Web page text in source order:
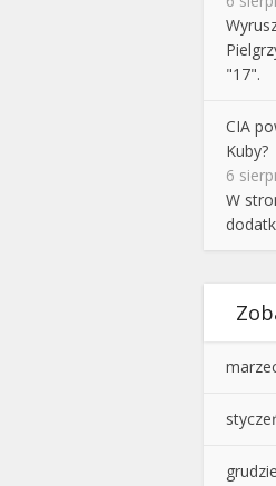
"17".
CIA
Kuby?
6
W